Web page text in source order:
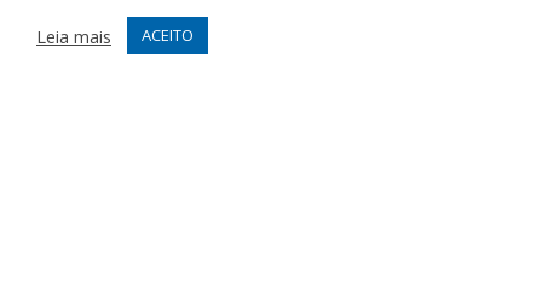
serão atendidas.
Leia mais
ACEITO